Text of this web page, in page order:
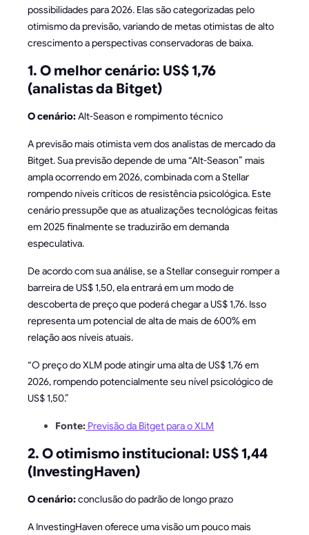
possibilidades para 2026. Elas são categorizadas pelo
otimismo da previsão, variando de metas otimistas de alto
crescimento a perspectivas conservadoras de baixa.
1. O melhor cenário: US$ 1,76
(analistas da Bitget)
O cenário:Alt-Season e rompimento técnico
A previsão mais otimista vem dos analistas de mercado da
Bitget. Sua previsão depende de uma “Alt-Season” mais
ampla ocorrendo em 2026, combinada com a Stellar
rompendo níveis críticos de resistência psicológica. Este
cenário pressupõe que as atualizações tecnológicas feitas
em 2025 finalmente se traduzirão em demanda
especulativa.
De acordo com sua análise, se a Stellar conseguir romper a
barreira de US$ 1,50, ela entrará em um modo de
descoberta de preço que poderá chegar a US$ 1,76. Isso
representa um potencial de alta de mais de 600% em
relação aos níveis atuais.
“O preço do XLM pode atingir uma alta de US$ 1,76 em
2026, rompendo potencialmente seu nível psicológico de
US$ 1,50.”
Fonte: Previsão da Bitget para o XLM
2. O otimismo institucional: US$ 1,44
(InvestingHaven)
O cenário:conclusão do padrão de longo prazo
A InvestingHaven oferece uma visão um pouco mais